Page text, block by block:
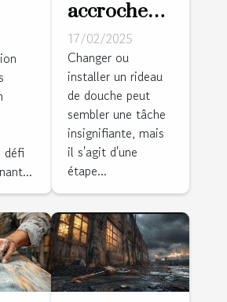
défi
accrocher
un rideau
de douche
rapidement
et
facilement
17/02/2025
Changer ou
installer un rideau
de douche peut
sembler une tâche
insignifiante, mais
il s'agit d'une
étape...